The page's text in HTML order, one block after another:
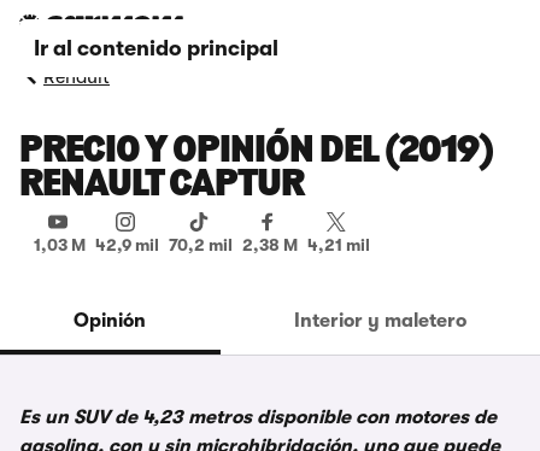
Ir al contenido principal
Renault
PRECIO Y OPINIÓN DEL (2019)
RENAULT CAPTUR
1,03 M 42,9 mil 70,2 mil 2,38 M 4,21 mil
Opinión Interior y maletero
Es un SUV de 4,23 metros disponible con motores de
gasolina, con y sin microhibridación, uno que puede